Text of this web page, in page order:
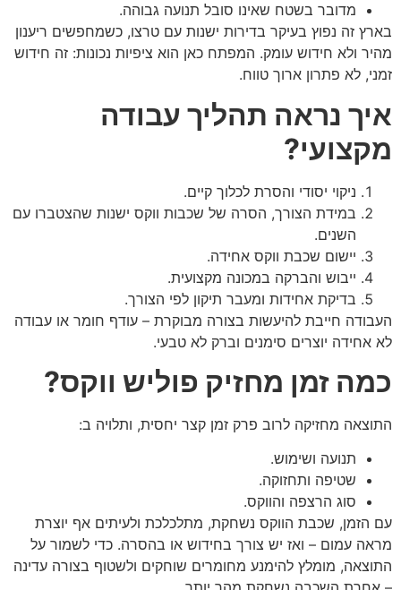
מדובר בשטח שאינו סובל תנועה גבוהה.
בארץ זה נפוץ בעיקר בדירות ישנות עם טרצו, כשמחפשים ריענון
מהיר ולא חידוש עומק. המפתח כאן הוא ציפיות נכונות: זה חידוש
זמני, לא פתרון ארוך טווח.
איך נראה תהליך עבודה
מקצועי?
ניקוי יסודי והסרת לכלוך קיים.
במידת הצורך, הסרה של שכבות ווקס ישנות שהצטברו עם
השנים.
יישום שכבת ווקס אחידה.
ייבוש והברקה במכונה מקצועית.
בדיקת אחידות ומעבר תיקון לפי הצורך.
העבודה חייבת להיעשות בצורה מבוקרת – עודף חומר או עבודה
לא אחידה יוצרים סימנים וברק לא טבעי.
כמה זמן מחזיק פוליש ווקס?
התוצאה מחזיקה לרוב פרק זמן קצר יחסית, ותלויה ב:
תנועה ושימוש.
שטיפה ותחזוקה.
סוג הרצפה והווקס.
עם הזמן, שכבת הווקס נשחקת, מתלכלכת ולעיתים אף יוצרת
מראה עמום – ואז יש צורך בחידוש או בהסרה. כדי לשמור על
התוצאה, מומלץ להימנע מחומרים שוחקים ולשטוף בצורה עדינה